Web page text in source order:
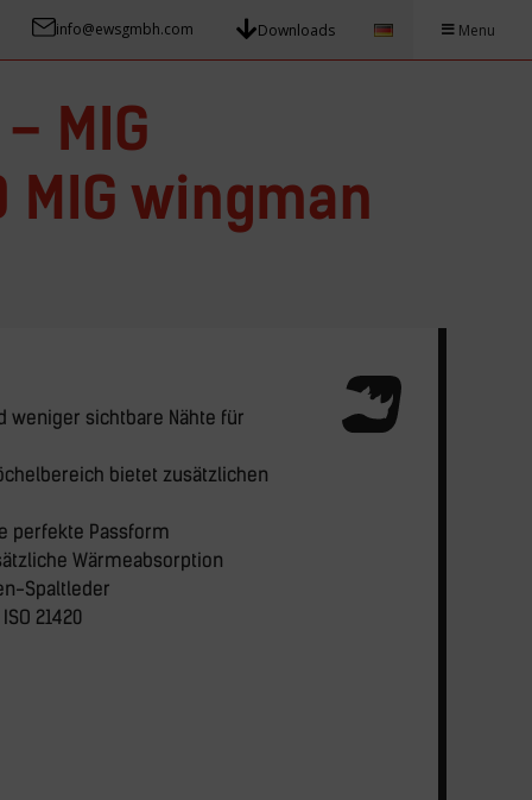
info@ewsgmbh.com Downloads Menu
MIG
MIG wingman
weniger sichtbare Nähte für
bietet zusätzlichen
perfekte Passform
Wärmeabsorption
Spaltleder
21420